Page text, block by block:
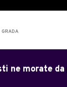
ne morate